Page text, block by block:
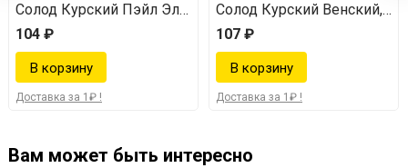
200, 1 кг
Солод Курский Пэйл Эль, 1 кг
104 ₽
Доставка за 1₽ !
Солод Курский Венский, 1
107 ₽
Доставка за 1₽ !
Вам может быть интересно